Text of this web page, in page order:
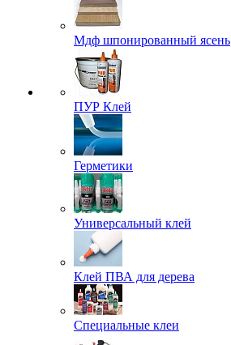
Мдф шпонированный ясень
ПУР Клей
Герметики
Универсальный клей
Клей ПВА для дерева
Специальные клеи